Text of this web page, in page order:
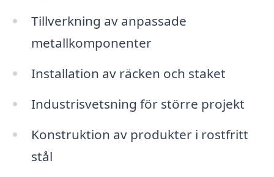
Tillverkning av anpassade
metallkomponenter
Installation av räcken och staket
Industrisvetsning för större projekt
Konstruktion av produkter i rostfritt
stål